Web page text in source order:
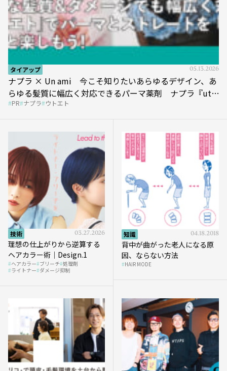
タイアップ 05.13.2026
ナプラ × Un ami 今こそ知りたいあらゆるデザイン、あ
らゆる髪質に幅広く対応できるパーマ薬剤 ナプラ『ut-
et』
PR ナプラ ウトエト
技術 03.27.2026
理想の仕上がりから逆算する
ヘアカラー術｜Design.1
ヘアカラー ブリーチ 処理剤
ライトナー ダメージ抑制
知識 04.18.2018
背中が曲がった老人になる原
因、ならない方法
HAIR MODE